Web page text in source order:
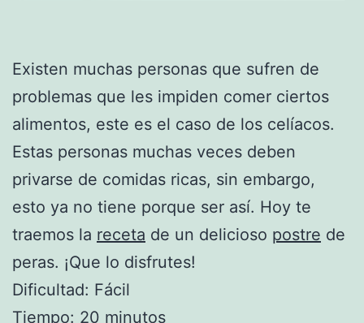
Existen muchas personas que sufren de
problemas que les impiden comer ciertos
alimentos, este es el caso de los celíacos.
Estas personas muchas veces deben
privarse de comidas ricas, sin embargo,
esto ya no tiene porque ser así. Hoy te
traemos la receta de un delicioso postre de
peras. ¡Que lo disfrutes!
Dificultad: Fácil
Tiempo: 20 minutos